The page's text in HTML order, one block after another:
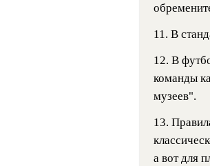
11. В
12. В
команды
музеев".
13.
а вот для